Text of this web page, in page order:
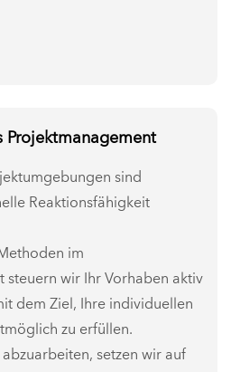
Projektmanagement
sind
Reaktionsfähigkeit
im
steuern wir Ihr Vorhaben aktiv
dem Ziel, Ihre individuellen
zu erfüllen.
setzen wir auf